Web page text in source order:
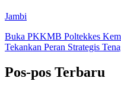
Jambi
Buka PKKMB Poltekkes
Tekankan Peran Strategis
Pos-pos Terbaru